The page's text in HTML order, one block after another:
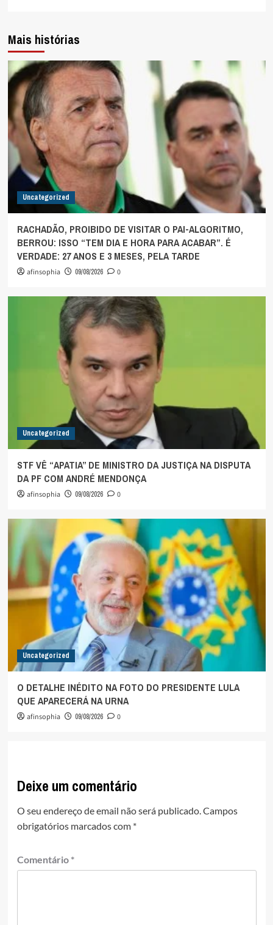
Mais histórias
Uncategorized
RACHADÃO, PROIBIDO DE VISITAR O PAI-ALGORITMO,
BERROU: ISSO “TEM DIA E HORA PARA ACABAR”. É
VERDADE: 27 ANOS E 3 MESES, PELA TARDE
afinsophia 09/08/2026 0
Uncategorized
STF VÊ “APATIA” DE MINISTRO DA JUSTIÇA NA DISPUTA
DA PF COM ANDRÉ MENDONÇA
afinsophia 09/08/2026 0
Uncategorized
O DETALHE INÉDITO NA FOTO DO PRESIDENTE LULA
QUE APARECERÁ NA URNA
afinsophia 09/08/2026 0
Deixe um comentário
O seu endereço de email não será publicado. Campos
obrigatórios marcados com *
Comentário *